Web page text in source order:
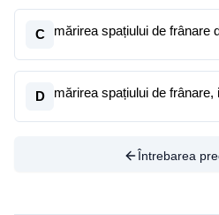
C mărirea spațiului de frânare
D mărirea spațiului de
Întrebarea